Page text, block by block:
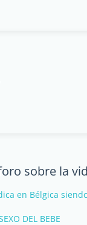
sobre la
en Bélgica
DEL BEBE